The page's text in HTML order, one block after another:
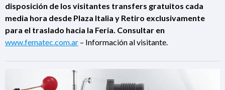
disposición de los visitantes transfers gratuitos cada
media hora desde Plaza Italia y Retiro exclusivamente
para el traslado hacia la Feria. Consultar en
www.fematec.com.ar – Información al visitante.